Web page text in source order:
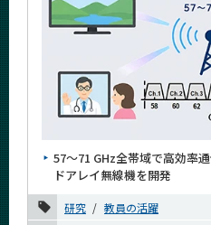
57～71 GHz全帯域で高効率
ドアレイ無線機を開発
研究
教員の活躍